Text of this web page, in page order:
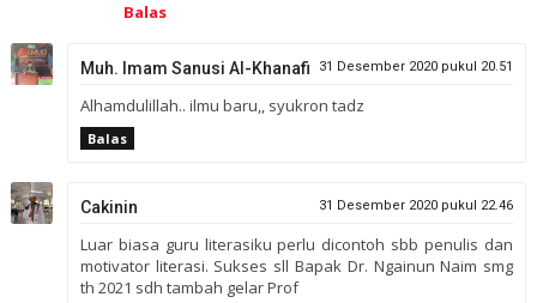
Balas
Muh. Imam Sanusi Al-Khanafi 31 Desember 2020 pukul 20.51
Alhamdulillah.. ilmu baru,, syukron tadz
Balas
Cakinin 31 Desember 2020 pukul 22.46
Luar biasa guru literasiku perlu dicontoh sbb penulis dan
motivator literasi. Sukses sll Bapak Dr. Ngainun Naim smg
th 2021 sdh tambah gelar Prof